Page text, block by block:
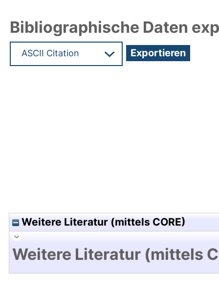
Bibliographische Daten
Weitere Literatur (mittels CORE)
Weitere Literatur (mittels